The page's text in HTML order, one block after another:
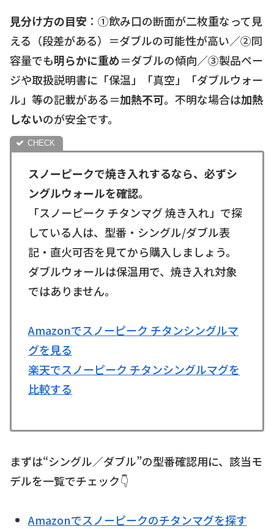
見分け方の目安 ：①飲み口の断面が二枚重なって見
える（段差がある）＝ダブルの可能性が高い／②同
容量でも明らかに重め＝ダブルの傾向／③製品ペー
ジや取扱説明書に「保温」「真空」「ダブルウォー
ル」等の記載がある＝加熱不可。不明な場合は加熱
しないのが安全です。
スノーピークで焼き入れするなら、必ずシ
ングルウォールを確認。
「スノーピーク チタンマグ 焼き入れ」で探
している人は、型番・シングル/ダブル表
記・直火可否を見てから購入しましょう。
ダブルウォールは保温用で、焼き入れ対象
ではありません。
Amazonでスノーピーク チタンシングルマ
グを見る
楽天でスノーピーク チタンシングルマグを
比較する
まずは“シングル／ダブル”の型番確認用に、該当モ
デルを一覧でチェック👇
Amazonでスノーピークのチタンマグを探す